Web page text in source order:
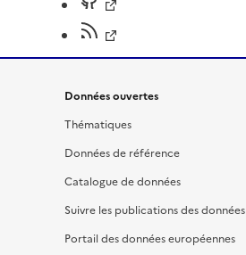
Données ouvertes
Thématiques
Données de référence
Catalogue de données
Suivre les publications des données
Portail des données européennes